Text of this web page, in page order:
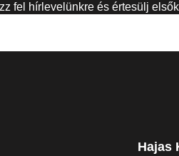
fel hírlevelünkre és értesülj
Hajas